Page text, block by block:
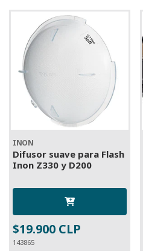
INON
Difusor suave para Flash
Inon Z330 y D200
$19.900 CLP
143865